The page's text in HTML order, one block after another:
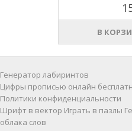
В
Генератор лабиринтов
Цифры прописью онлайн
Политики конфиденциальности
Шрифт в вектор Играть в пазлы
облака слов